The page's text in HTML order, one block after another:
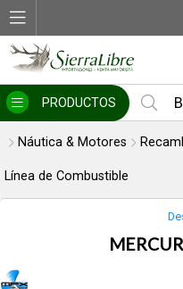
PRODUCTOS
Náutica & Motores
Línea de Combustible